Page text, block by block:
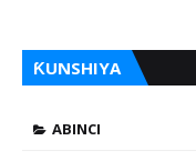
ƘUNSHIYA
ABINCI